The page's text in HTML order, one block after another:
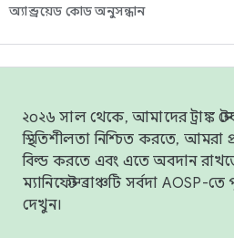
অ্যান্ড্রয়েড কোড অনুসন্ধান
২০২৬ সাল থেকে, আমাদের ট্রাঙ্ক
স্থিতিশীলতা নিশ্চিত করতে,
বিল্ড করতে এবং এতে অবদান
ম্যানিফেস্ট ব্রাঞ্চটি সর্বদা
দেখুন।